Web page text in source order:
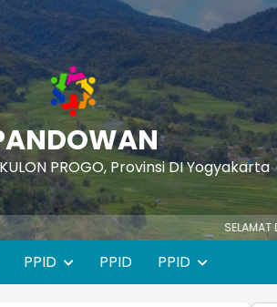
PROGO, Provinsi DI Yogyakarta
SELAMAT DATANG
PPID PPID PPID